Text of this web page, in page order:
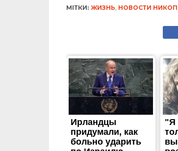
МІТКИ: ЖИЗНЬ, НОВОСТИ